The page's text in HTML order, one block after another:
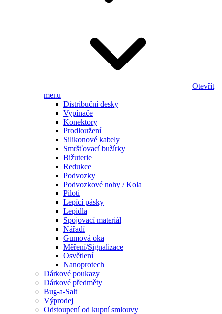
Otevřít
menu
Distribuční desky
Vypínače
Konektory
Prodloužení
Silikonové kabely
Smršťovací bužírky
Bižuterie
Redukce
Podvozky
Podvozkové nohy / Kola
Piloti
Lepící pásky
Lepidla
Spojovací materiál
Nářadí
Gumová oka
Měření/Signalizace
Osvětlení
Nanoprotech
Dárkové poukazy
Dárkové předměty
Bug-a-Salt
Výprodej
Odstoupení od kupní smlouvy